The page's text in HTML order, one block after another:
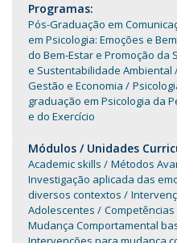
Programas:
Pós-Graduação em
em Psicologia: Emoções e
do Bem-Estar e Promoção da
e Sustentabilidade Ambiental
Gestão e Economia
graduação em Psicologia da
e do Exercício
Módulos / Unidades
Academic skills
Métodos
Investigação aplicada das
diversos contextos
Adolescentes
Competências
Mudança Comportamental